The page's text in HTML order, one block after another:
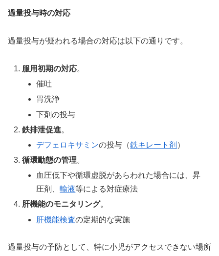
過量投与時の対応
過量投与が疑われる場合の対応は以下の通りです。
服用初期の対応。
催吐
胃洗浄
下剤の投与
鉄排泄促進。
デフェロキサミンの投与（鉄キレート剤 ）
循環動態の管理。
血圧低下や循環虚脱があらわれた場合には、昇
圧剤、輸液等による対症療法
肝機能のモニタリング。
肝機能検査の定期的な実施
過量投与の予防として、特に小児がアクセスできない場所